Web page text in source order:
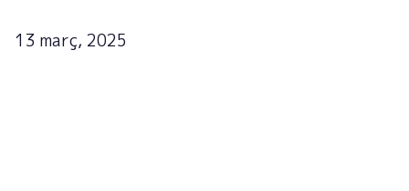
13 març, 2025